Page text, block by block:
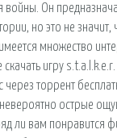
Он
но это не значит,
множество
игру
торрент
острые
ли вам понравится